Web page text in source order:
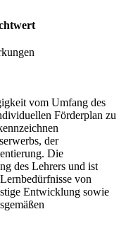
vom Umfang des
Förderplan zu
der
Die
des Lehrers und ist
von
Entwicklung sowie